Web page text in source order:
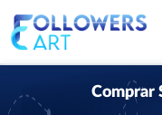
Comprar